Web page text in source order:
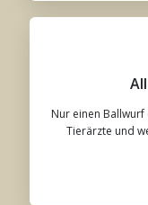
Nur einen
Tierärzte und